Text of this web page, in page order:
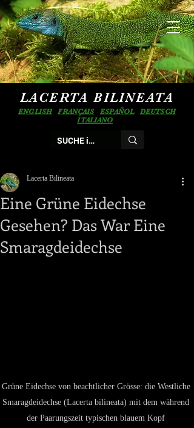
LACERTA BILINEATA
ENGLISH FRANÇAIS ESPAÑOL
DEUTSCH
ITALIANO
Eine Grüne Eidechse
Gesehen? Das War Eine
Smaragdeidechse
Lacerta Bilineata
Grüne Eidechse von beachtlicher Grösse: die Westliche
Smaragdeidechse (Lacerta bilineata) mit dem während
der Paarungszeit typischen blauem Kopf